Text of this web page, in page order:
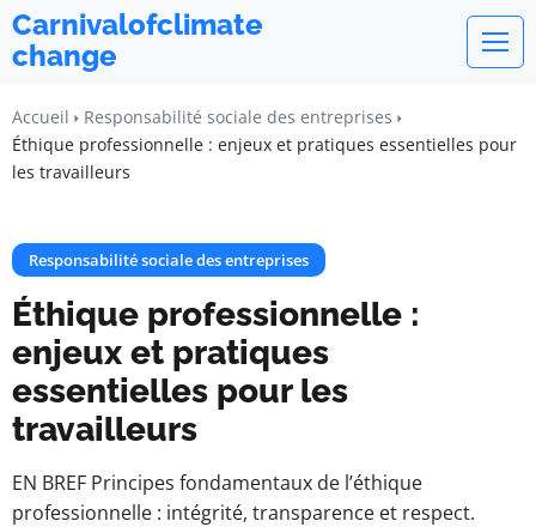
Carnivalofclimate
change
Accueil
Responsabilité sociale des entreprises
Éthique professionnelle : enjeux et pratiques essentielles pour
les travailleurs
Responsabilité sociale des entreprises
Éthique professionnelle :
enjeux et pratiques
essentielles pour les
travailleurs
EN BREF Principes fondamentaux de l’éthique
professionnelle : intégrité, transparence et respect.